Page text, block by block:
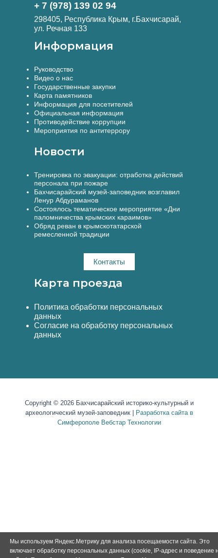
+ 7 (978) 139 02 94
298405, Республика Крым, г.Бахчисарай,
ул. Речная 133
Информация
Руководство
Видео о нас
Государственные закупки
Карта памятников
Информация для посетителей
Официальная информация
Противодействие коррупции
Мероприятия по антитеррору
Новости
Тренировка по эвакуации: отработка действий
персонала при пожаре
Бахчисарайский музей-заповедник возглавил
Ленур Абдураманов
Состоялось тематическое мероприятие «Дни
паломничества крымских караимов»
Обряд реван в крымскотатарской
ремесленной традиции
Контакты
Карта проезда
Политика обработки персональных
данных
Согласие на обработку персональных
данных
Copyright © 2026 Бахчисарайский историко-культурный и
археологический музей-заповедник |
Разработка сайта в
Симферополе Вебстар Технологии
Мы используем Яндекс.Метрику для анализа посещаемости сайта. Это
включает обработку персональных данных (cookie, IP-адрес и поведение